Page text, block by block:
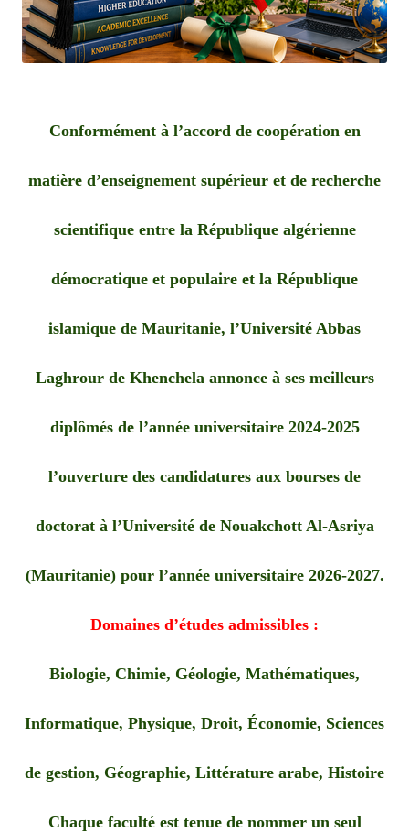
Conformément à l’accord de coopération en
matière d’enseignement supérieur et de recherche
scientifique entre la République algérienne
démocratique et populaire et la République
islamique de Mauritanie, l’Université Abbas
Laghrour de Khenchela annonce à ses meilleurs
diplômés de l’année universitaire 2024-2025
l’ouverture des candidatures aux bourses de
doctorat à l’Université de Nouakchott Al-Asriya
(Mauritanie) pour l’année universitaire 2026-2027.
Domaines d’études admissibles :
Biologie, Chimie, Géologie, Mathématiques,
Informatique, Physique, Droit, Économie, Sciences
de gestion, Géographie, Littérature arabe, Histoire
Chaque faculté est tenue de nommer un seul